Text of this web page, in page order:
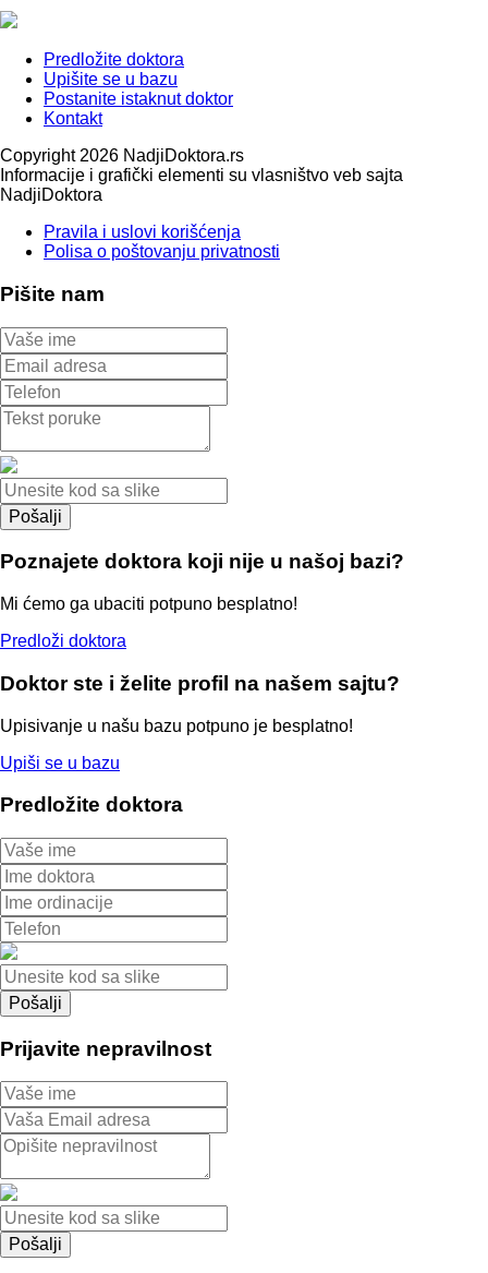
Predložite doktora
Upišite se u bazu
Postanite istaknut doktor
Kontakt
Copyright 2026 NadjiDoktora.rs
Informacije i grafički elementi su vlasništvo veb sajta
NadjiDoktora
Pravila i uslovi korišćenja
Polisa o poštovanju privatnosti
Pišite nam
Poznajete doktora koji nije u našoj bazi?
Mi ćemo ga ubaciti potpuno besplatno!
Predloži doktora
Doktor ste i želite profil na našem sajtu?
Upisivanje u našu bazu potpuno je besplatno!
Upiši se u bazu
Predložite doktora
Prijavite nepravilnost